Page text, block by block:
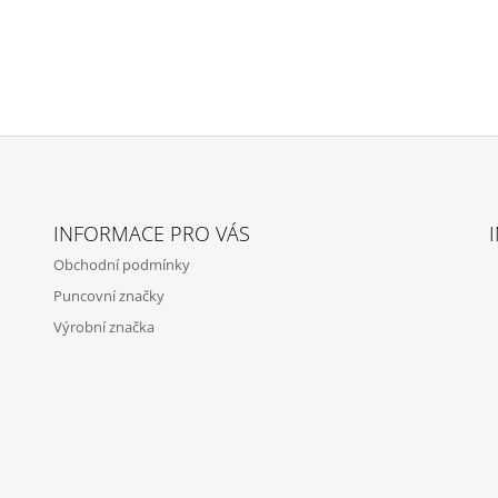
INFORMACE PRO VÁS
Obchodní podmínky
Puncovní značky
Výrobní značka